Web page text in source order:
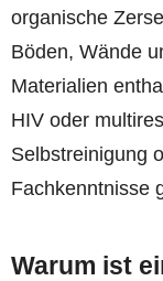
organische
Böden, Wände
Materialien
HIV oder
Selbstreinigung
Fachkenntnisse
Warum ist